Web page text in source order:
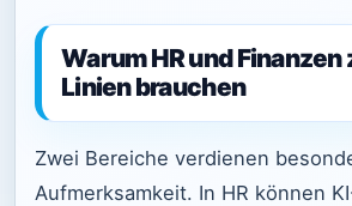
Warum HR und
Linien brauchen
Zwei Bereiche verdienen
Aufmerksamkeit. In HR können